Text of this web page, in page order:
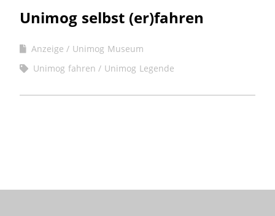
Unimog selbst (er)fahren
Anzeige
Unimog Museum
Unimog fahren
Unimog Legende